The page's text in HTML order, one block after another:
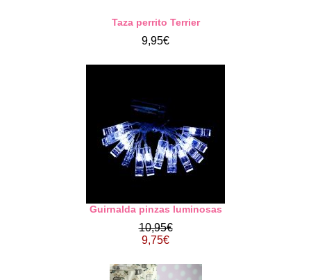
Taza perrito Terrier
9,95€
Guirnalda pinzas luminosas
10,95€
9,75€